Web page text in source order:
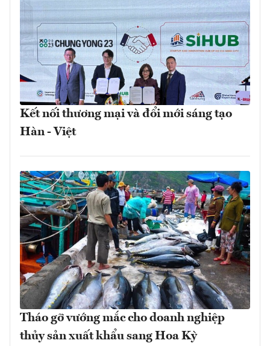
Kết nối thương mại và đổi mới sáng tạo
Hàn - Việt
Tháo gỡ vướng mắc cho doanh nghiệp
thủy sản xuất khẩu sang Hoa Kỳ